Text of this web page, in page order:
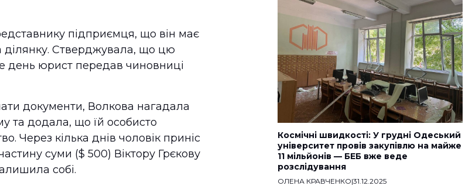
підприємця, що він має
ділянку. Стверджувала, що цю
день юрист передав чиновниці
документи, Волкова нагадала
та додала, що їй особисто
Через кілька днів чоловік приніс
суми ($ 500) Віктору Грєкову
собі.
Космічні швидкості: У грудні Одеський
університет провів закупівлю на майже
11 мільйонів — БЕБ вже веде
розслідування
ОЛЕНА КРАВЧЕНКО|31.12.2025